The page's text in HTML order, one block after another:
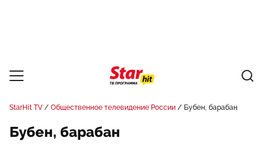
StarHit TV Общественное телевидение России Бубен, барабан
Бубен, барабан